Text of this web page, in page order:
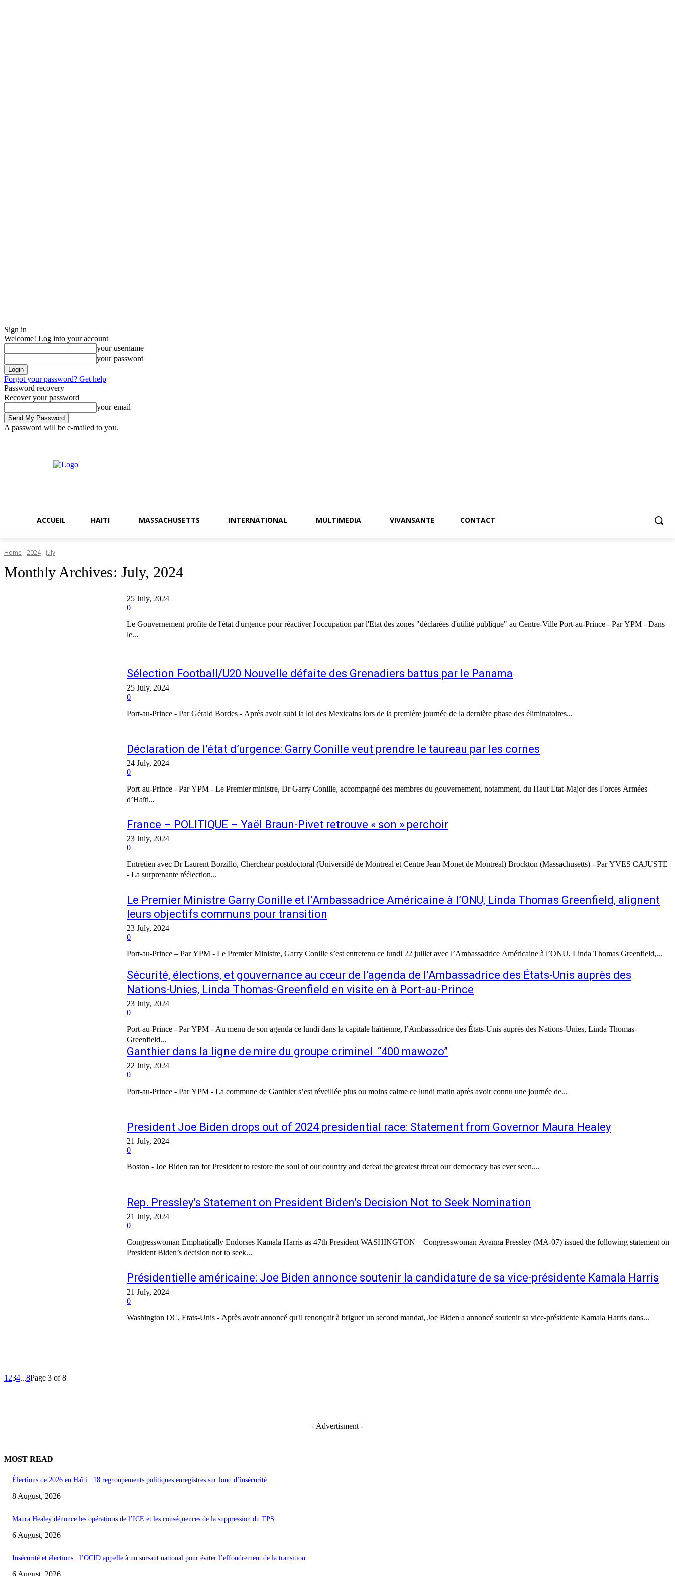
Sign in
Welcome! Log into your account
your username
your password
Forgot your password? Get help
Password recovery
Recover your password
your email
A password will be e-mailed to you.
ACCUEIL HAITI MASSACHUSETTS INTERNATIONAL MULTIMEDIA VIVANSANTE CONTACT
Home 2024 July
Monthly Archives: July, 2024
25 July, 2024
0
Le Gouvernement profite de l'état d'urgence pour réactiver l'occupation par l'Etat des zones "déclarées d'utilité publique" au Centre-Ville Port-au-Prince - Par YPM - Dans
le...
Sélection Football/U20 Nouvelle défaite des Grenadiers battus par le Panama
25 July, 2024
0
Port-au-Prince - Par Gérald Bordes - Après avoir subi la loi des Mexicains lors de la première journée de la dernière phase des éliminatoires...
Déclaration de l’état d’urgence: Garry Conille veut prendre le taureau par les cornes
24 July, 2024
0
Port-au-Prince - Par YPM - Le Premier ministre, Dr Garry Conille, accompagné des membres du gouvernement, notamment, du Haut Etat-Major des Forces Armées
d’Haïti...
France – POLITIQUE – Yaël Braun-Pivet retrouve « son » perchoir
23 July, 2024
0
Entretien avec Dr Laurent Borzillo, Chercheur postdoctoral (Universitlé de Montreal et Centre Jean-Monet de Montreal) Brockton (Massachusetts) - Par YVES CAJUSTE
- La surprenante réélection...
Le Premier Ministre Garry Conille et l’Ambassadrice Américaine à l’ONU, Linda Thomas Greenfield, alignent
leurs objectifs communs pour transition
23 July, 2024
0
Port-au-Prince – Par YPM - Le Premier Ministre, Garry Conille s’est entretenu ce lundi 22 juillet avec l’Ambassadrice Américaine à l’ONU, Linda Thomas Greenfield,...
Sécurité, élections, et gouvernance au cœur de l’agenda de l’Ambassadrice des États-Unis auprès des
Nations-Unies, Linda Thomas-Greenfield en visite en à Port-au-Prince
23 July, 2024
0
Port-au-Prince - Par YPM - Au menu de son agenda ce lundi dans la capitale haïtienne, l’Ambassadrice des États-Unis auprès des Nations-Unies, Linda Thomas-
Greenfield...
Ganthier dans la ligne de mire du groupe criminel “400 mawozo”
22 July, 2024
0
Port-au-Prince - Par YPM - La commune de Ganthier s’est réveillée plus ou moins calme ce lundi matin après avoir connu une journée de...
President Joe Biden drops out of 2024 presidential race: Statement from Governor Maura Healey
21 July, 2024
0
Boston - Joe Biden ran for President to restore the soul of our country and defeat the greatest threat our democracy has ever seen....
Rep. Pressley’s Statement on President Biden’s Decision Not to Seek Nomination
21 July, 2024
0
Congresswoman Emphatically Endorses Kamala Harris as 47th President WASHINGTON – Congresswoman Ayanna Pressley (MA-07) issued the following statement on
President Biden’s decision not to seek...
Présidentielle américaine: Joe Biden annonce soutenir la candidature de sa vice-présidente Kamala Harris
21 July, 2024
0
Washington DC, Etats-Unis - Après avoir annoncé qu'il renonçait à briguer un second mandat, Joe Biden a annoncé soutenir sa vice-présidente Kamala Harris dans...
1 234...8Page 3 of 8
- Advertisment -
MOST READ
Élections de 2026 en Haïti : 18 regroupements politiques enregistrés sur fond d’insécurité
8 August, 2026
Maura Healey dénonce les opérations de l’ICE et les conséquences de la suppression du TPS
6 August, 2026
Insécurité et élections : l’OCID appelle à un sursaut national pour éviter l’effondrement de la transition
6 August, 2026